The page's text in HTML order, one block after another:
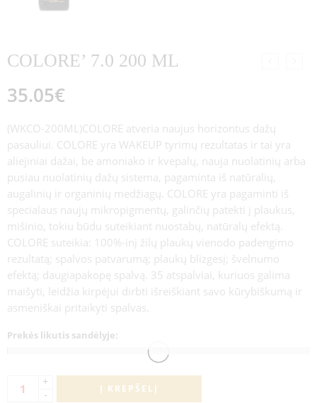
COLORE’ 7.0 200 ML
35.05€
(WKCO-200ML)COLORE atveria naujus horizontus dažų
pasauliui. COLORE yra WAKEUP tyrimų rezultatas ir tai yra
aliejiniai dažai, be amoniako ir kvepalų, nauja nuolatinių arba
pusiau nuolatinių dažų sistema, pagaminta iš natūralių,
augalinių ir organinių medžiagų. COLORE yra pagaminti iš
specialaus naujų mikropigmentų, galinčių patekti į plaukus,
mišinio, tokiu būdu suteikiant nuostabų, natūralų efektą.
COLORE suteikia: 100%-inį žilų plaukų vienodo padengimo
rezultatą; spalvos patvarumą; plaukų blizgesį; švelnumo
efektą; daugiapakopę spalvą. 35 atspalviai, kuriuos galima
maišyti, leidžia kirpėjui dirbti išreiškiant savo kūrybiškumą ir
asmeniškai pritaikyti spalvas.
Prekės likutis sandėlyje:
+
-
Į KREPŠELĮ